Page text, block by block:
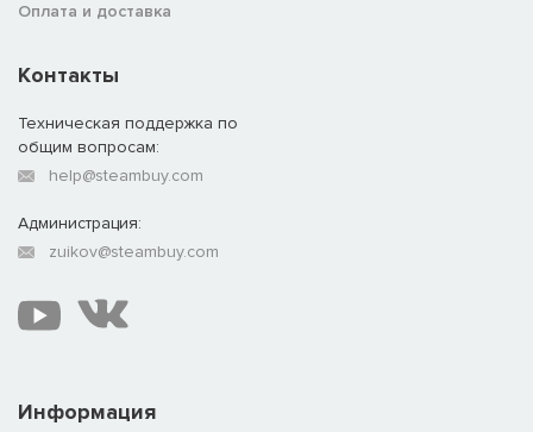
Оплата и доставка
Информация
Контакты
Техническая поддержка по
общим вопросам:
help@steambuy.com
Администрация:
zuikov@steambuy.com